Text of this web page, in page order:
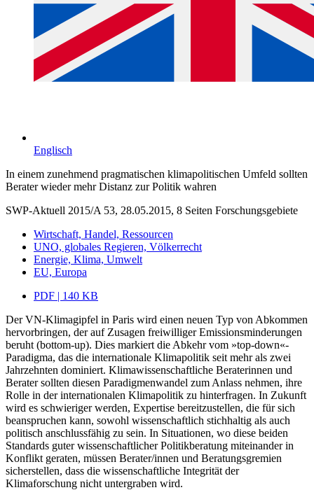
Englisch
In einem zunehmend pragmatischen klimapolitischen Umfeld sollten
Berater wieder mehr Distanz zur Politik wahren
SWP-Aktuell 2015/A 53, 28.05.2015, 8 Seiten Forschungsgebiete
Wirtschaft, Handel, Ressourcen
UNO, globales Regieren, Völkerrecht
Energie, Klima, Umwelt
EU, Europa
PDF | 140 KB
Der VN-Klimagipfel in Paris wird einen neuen Typ von Abkommen
hervorbringen, der auf Zusagen freiwilliger Emissionsminderungen
beruht (bottom-up). Dies markiert die Abkehr vom »top-down«-
Paradigma, das die internationale Klimapolitik seit mehr als zwei
Jahrzehnten dominiert. Klimawissenschaftliche Beraterinnen und
Berater sollten diesen Paradigmenwandel zum Anlass nehmen, ihre
Rolle in der internationalen Klimapolitik zu hinterfragen. In Zukunft
wird es schwieriger werden, Expertise bereitzustellen, die für sich
beanspruchen kann, sowohl wissenschaftlich stichhaltig als auch
politisch anschlussfähig zu sein. In Situationen, wo diese beiden
Standards guter wissenschaftlicher Politikberatung miteinander in
Konflikt geraten, müssen Berater/innen und Beratungsgremien
sicherstellen, dass die wissenschaftliche Integrität der
Klimaforschung nicht untergraben wird.